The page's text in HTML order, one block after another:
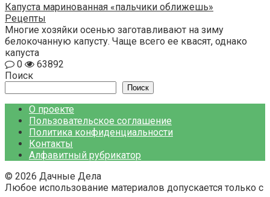
Капуста маринованная «пальчики оближешь»
Рецепты
Многие хозяйки осенью заготавливают на зиму
белокочанную капусту. Чаще всего ее квасят, однако
капуста
0
63892
Поиск
Поиск
О проекте
Пользовательское соглашение
Политика конфиденциальности
Контакты
Алфавитный рубрикатор
© 2026 Дачные Дела
Любое использование материалов допускается только с